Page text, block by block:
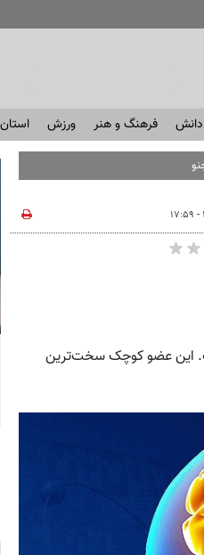
دانش فرهنگ و هنر ورزش
این عضو کوچک سخت‌ترین
از دست ترامپ